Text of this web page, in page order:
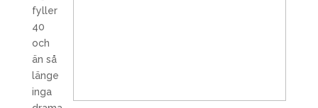
fyller
40
och
än så
länge
inga